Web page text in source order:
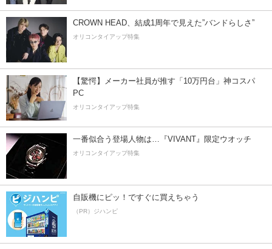
CROWN HEAD、結成1周年で見えた”バンドらしさ”
オリコンタイアップ特集
【驚愕】メーカー社員が推す「10万円台」神コスパ
PC
オリコンタイアップ特集
一番似合う登場人物は…『VIVANT』限定ウオッチ
オリコンタイアップ特集
自販機にピッ！ですぐに買えちゃう
（PR）ジハンピ